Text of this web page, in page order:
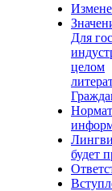
Для
целом
будет